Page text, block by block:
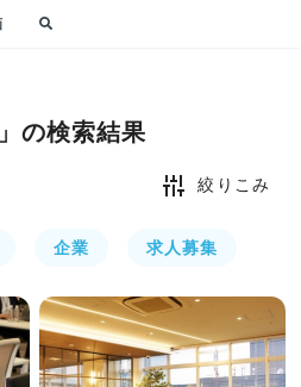
の検索結果
絞りこみ
企業 求人募集